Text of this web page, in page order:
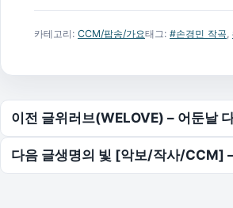
카테고리: CCM/팝송/가요태그: #손경민 작곡
글 탐색
이전 글위러브(WELOVE) – 어둔날
다음 글생명의 빛 [악보/작사/CCM]